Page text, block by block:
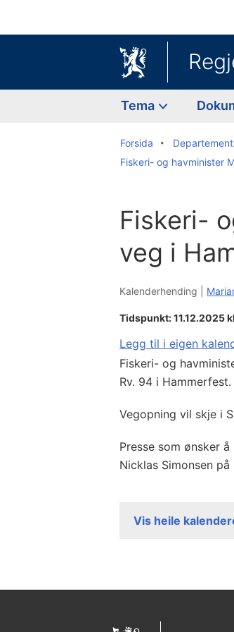
Tema
Forsida
Fiskeri- og havminister
Fiskeri-
veg i
Kalenderhending |
Tidspunkt: 11.12.2025
Legg til i eigen
Fiskeri- og
Rv. 94 i Hammerfest.
Vegopning vil skje i
Presse som ønsker
Nicklas Simonsen
Vis heile